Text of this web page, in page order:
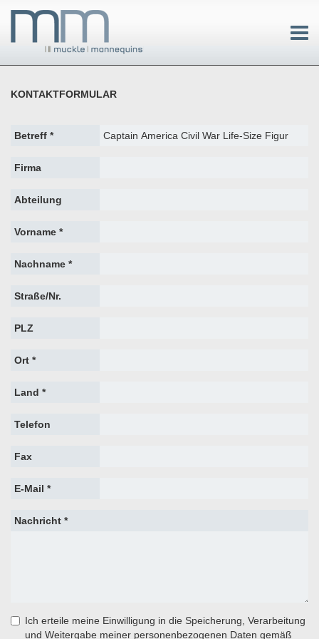
KONTAKTFORMULAR
Betreff *
Firma
Abteilung
Vorname *
Nachname *
Straße/Nr.
PLZ
Ort *
Land *
Telefon
Fax
E-Mail *
Nachricht *
Ich erteile meine Einwilligung in die Speicherung, Verarbeitung
und Weitergabe meiner personenbezogenen Daten gemäß